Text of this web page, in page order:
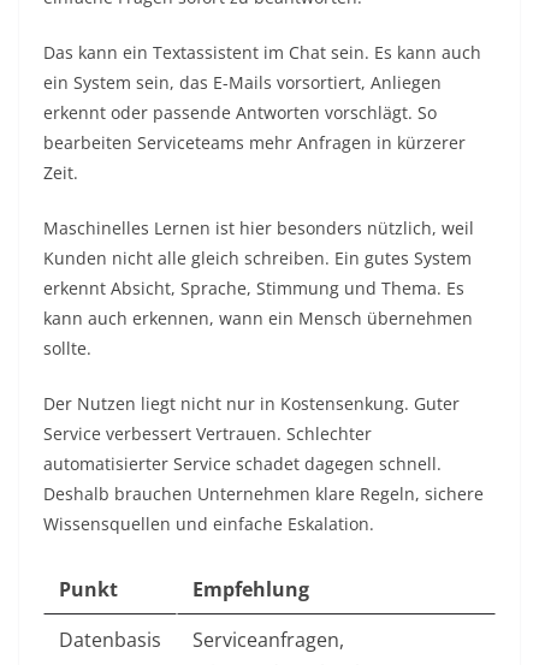
Das kann ein Textassistent im Chat sein. Es kann auch
ein System sein, das E-Mails vorsortiert, Anliegen
erkennt oder passende Antworten vorschlägt. So
bearbeiten Serviceteams mehr Anfragen in kürzerer
Zeit.
Maschinelles Lernen ist hier besonders nützlich, weil
Kunden nicht alle gleich schreiben. Ein gutes System
erkennt Absicht, Sprache, Stimmung und Thema. Es
kann auch erkennen, wann ein Mensch übernehmen
sollte.
Der Nutzen liegt nicht nur in Kostensenkung. Guter
Service verbessert Vertrauen. Schlechter
automatisierter Service schadet dagegen schnell.
Deshalb brauchen Unternehmen klare Regeln, sichere
Wissensquellen und einfache Eskalation.
Punkt
Empfehlung
Datenbasis
Serviceanfragen,